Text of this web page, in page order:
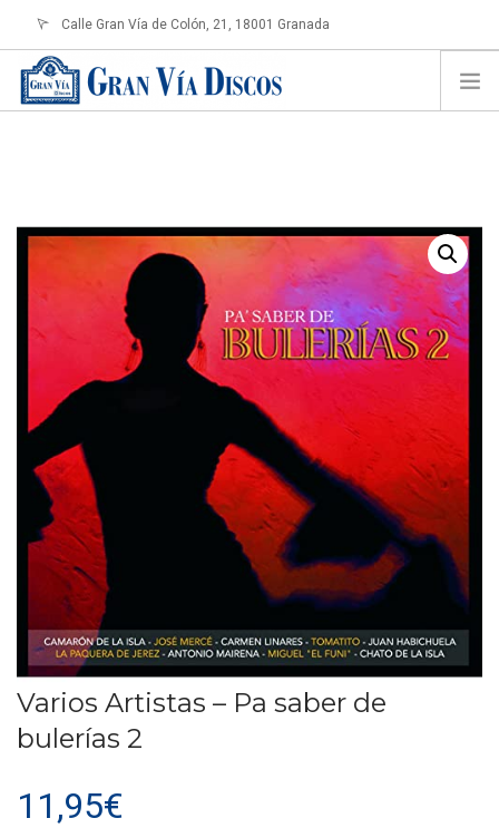
Calle Gran Vía de Colón, 21, 18001 Granada
info@granviadiscos.com
SHOPPING CART
Varios Artistas – Pa saber de
bulerías 2
11,95€